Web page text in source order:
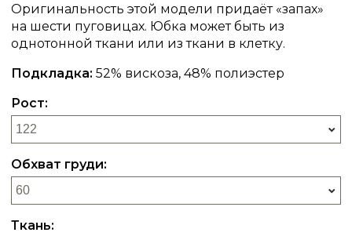
Оригинальность этой модели придаёт «запах»
на шести пуговицах. Юбка может быть из
однотонной ткани или из ткани в клетку.
Подкладка: 52% вискоза, 48% полиэстер
Рост:
Обхват груди:
Ткань: